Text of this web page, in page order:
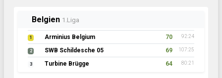
Belgien 1.Liga
1 Arminius Belgium 70 92:24
2 SWB Schildesche 05 69 107:25
3 Turbine Brügge 64 80:21